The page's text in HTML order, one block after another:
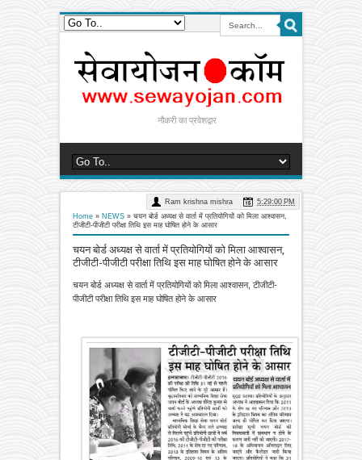
नौकरी का प्रवेशद्वार
Home » NEWS » चयन बोर्ड अध्यक्ष से वार्ता में प्रतियोगियों को मिला आश्वासन,
टीजीटी-पीजीटी परीक्षा तिथि इस माह घोषित होने के आसार
चयन बोर्ड अध्यक्ष से वार्ता में प्रतियोगियों को मिला आश्वासन,
टीजीटी-पीजीटी परीक्षा तिथि इस माह घोषित होने के आसार
Ram krishna mishra 5:29:00 PM
चयन बोर्ड अध्यक्ष से वार्ता में प्रतियोगियों को मिला आश्वासन, टीजीटी-
पीजीटी परीक्षा तिथि इस माह घोषित होने के आसार